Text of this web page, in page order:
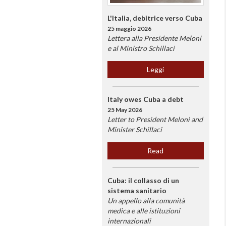
L'Italia, debitrice verso Cuba
25 maggio 2026
Lettera alla Presidente Meloni
e al Ministro Schillaci
Leggi
Italy owes Cuba a debt
25 May 2026
Letter to President Meloni and
Minister Schillaci
Read
Cuba: il collasso di un
sistema sanitario
Un appello alla comunità
medica e alle istituzioni
internazionali